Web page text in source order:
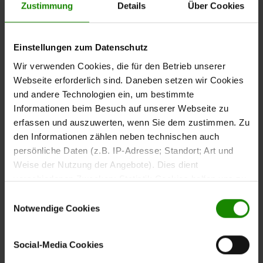
Zustimmung Details Über Cookies
Einstellungen zum Datenschutz
Wir verwenden Cookies, die für den Betrieb unserer
Webseite erforderlich sind. Daneben setzen wir Cookies
und andere Technologien ein, um bestimmte
Informationen beim Besuch auf unserer Webseite zu
erfassen und auszuwerten, wenn Sie dem zustimmen. Zu
den Informationen zählen neben technischen auch
persönliche Daten (z.B. IP-Adresse; Standort; Art und
Weise der Nutzung der Angebote). Dies dient
verschiedenen Zwecken: Statistik Cookies helfen uns zu
nutzen, indem sie Informationen sammeln und sie
anonymisiert für statistische Zwecke auszuwerten.
Marketing Cookies helfen uns, Ihnen personalisierte
Werbung anzuzeigen. Social-Media-Cookies ermöglichen
Notwendige Cookies
Social-Media Cookies
Polsterkopfteil
mit filigraner Linienführung und dezenter
gleichzeitig als bequeme Rückenlehne – perfekt zum
Lesen, Entspannen oder Frühstücken im Bett. Optional
kannst du die Rückseite im Originalbezug wählen, sodass
sich das Bett auch frei im Raum stilvoll platzieren lässt.
Insgesamt stehen dir sechs Kopfteilvarianten in
unterschiedlichen Höhen und Ausführungen zur
Verfügung, sodass du dein Bett ganz nach deinen
Die kubisch gepolsterten Bettseiten mit anthrazitfarben